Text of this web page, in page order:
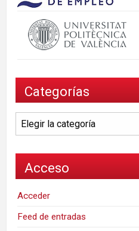
Categorías
Categorías
Acceso
Acceder
Feed de entradas